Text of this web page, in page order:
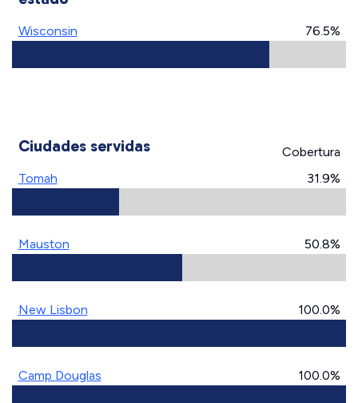
Wisconsin 76.5%
Ciudades servidas
Cobertura
Tomah
31.9%
Mauston 50.8%
New Lisbon 100.0%
Camp Douglas 100.0%